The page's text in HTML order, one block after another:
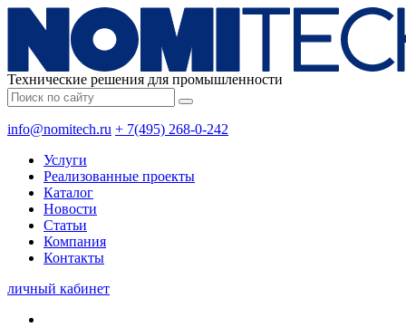
Технические решения для промышленности
info@nomitech.ru + 7(495) 268-0-242
Услуги
Реализованные проекты
Каталог
Новости
Статьи
Компания
Контакты
личный кабинет